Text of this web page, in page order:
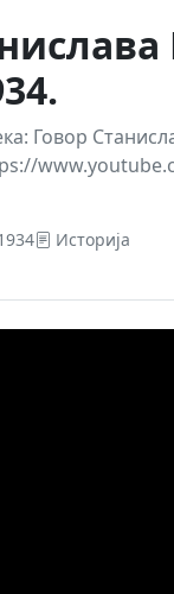
Говор
Историја